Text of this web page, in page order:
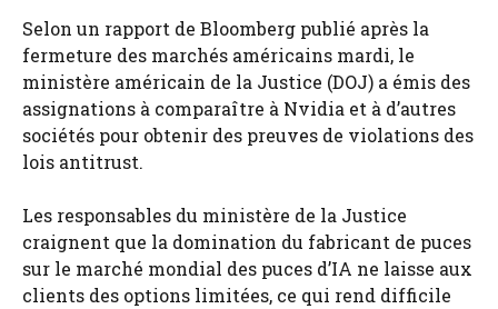
Selon un rapport de Bloomberg publié après la
fermeture des marchés américains mardi, le
ministère américain de la Justice (DOJ) a émis des
assignations à comparaître à Nvidia et à d’autres
sociétés pour obtenir des preuves de violations des
lois antitrust.
Les responsables du ministère de la Justice
craignent que la domination du fabricant de puces
sur le marché mondial des puces d’IA ne laisse aux
clients des options limitées, ce qui rend difficile